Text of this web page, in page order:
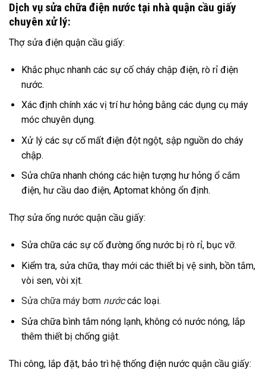
Dịch vụ sửa chữa điện nước tại nhà quận cầu giấy
chuyên xử lý:
Thợ sửa điện quận cầu giấy:
Khắc phục nhanh các sự cố cháy chập điện, rò rỉ điện
nước.
Xác định chính xác vị trí hư hỏng bằng các dụng cụ máy
móc chuyên dụng.
Xử lý các sự cố mất điện đột ngột, sập nguồn do cháy
chập.
Sửa chữa nhanh chóng các hiện tượng hư hỏng ổ cắm
điện, hư cầu dao điện, Aptomat không ổn định.
Thợ sửa ống nước quận cầu giấy:
Sửa chữa các sự cố đường ống nước bị rò rỉ, bục vỡ.
Kiểm tra, sửa chữa, thay mới các thiết bị vệ sinh, bồn tắm,
vòi sen, vòi xịt.
Sửa chữa máy bơm nướccác loại.
Sửa chữa bình tắm nóng lạnh, không có nước nóng, lắp
thêm thiết bị chống giật.
Thi công, lắp đặt, bảo trì hệ thống điện nước quận cầu giấy: